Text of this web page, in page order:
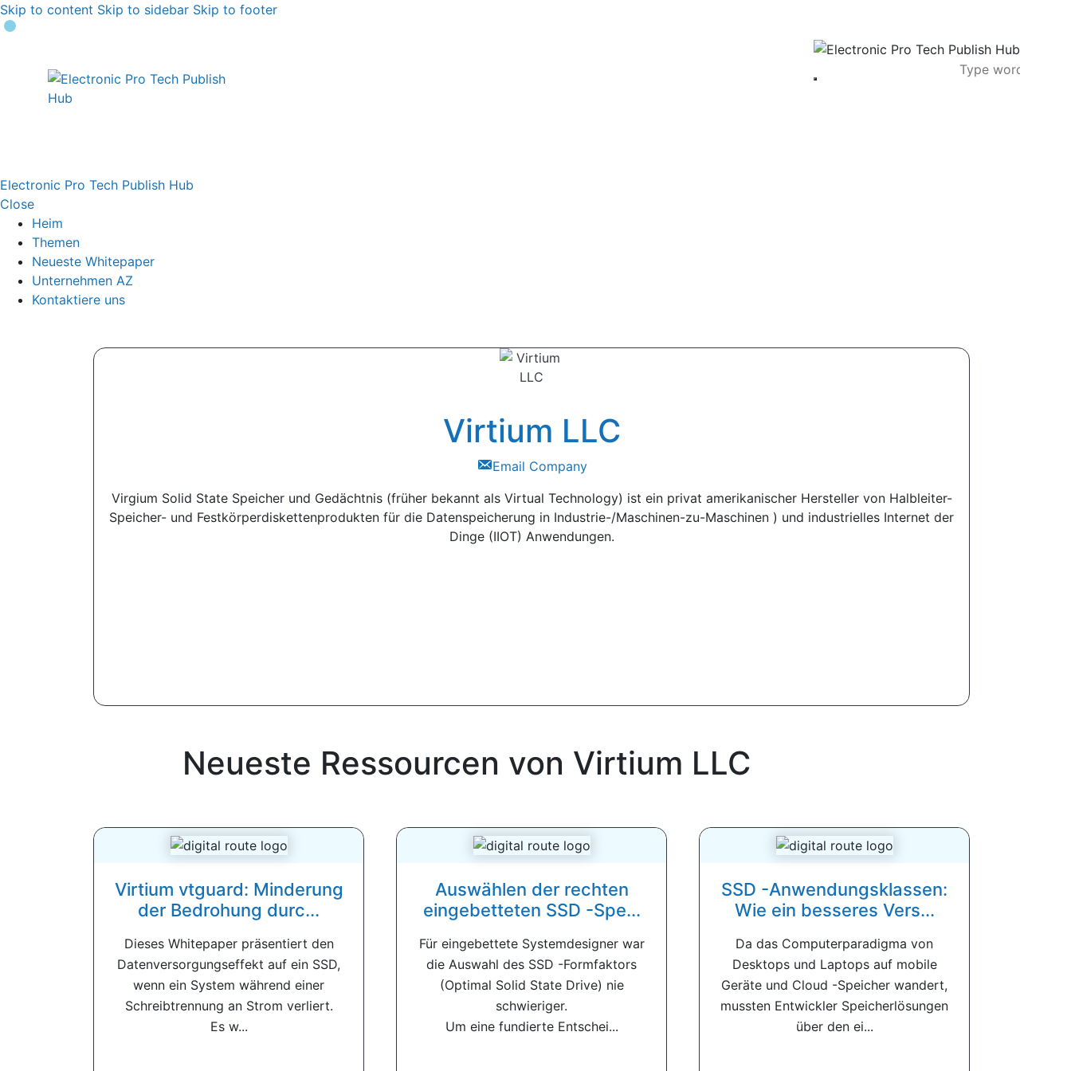
Skip to content Skip to sidebar Skip to footer
Electronic Pro Tech Publish Hub
Close
Heim
Themen
Neueste Whitepaper
Unternehmen AZ
Kontaktiere uns
Virtium LLC
Email Company
Virgium Solid State Speicher und Gedächtnis (früher bekannt als Virtual Technology) ist ein privat amerikanischer Hersteller von Halbleiter-
Speicher- und Festkörperdiskettenprodukten für die Datenspeicherung in Industrie-/Maschinen-zu-Maschinen ) und industrielles Internet der
Dinge (IIOT) Anwendungen.
Neueste Ressourcen von Virtium LLC
Virtium vtguard: Minderung
der Bedrohung durc...
Dieses Whitepaper präsentiert den
Datenversorgungseffekt auf ein SSD,
wenn ein System während einer
Schreibtrennung an Strom verliert.
Es w...
Auswählen der rechten
eingebetteten SSD -Spe...
Für eingebettete Systemdesigner war
die Auswahl des SSD -Formfaktors
(Optimal Solid State Drive) nie
schwieriger.
Um eine fundierte Entschei...
SSD -Anwendungsklassen:
Wie ein besseres Vers...
Da das Computerparadigma von
Desktops und Laptops auf mobile
Geräte und Cloud -Speicher wandert,
mussten Entwickler Speicherlösungen
über den ei...